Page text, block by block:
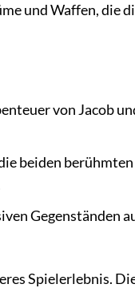
und Waffen, die
von Jacob
beiden
Gegenständen
Spielerlebnis.